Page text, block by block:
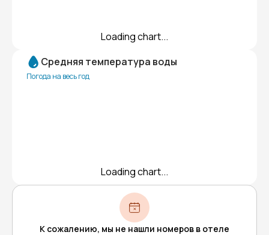
Loading chart...
Средняя температура воды
Погода на весь год
Loading chart...
К сожалению, мы не нашли номеров в отеле